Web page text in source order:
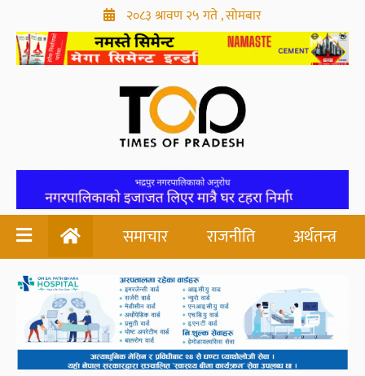
२०८३ श्रावण २५ गते , सोमबार
समाचार राजनीति अर्थतन्त्र